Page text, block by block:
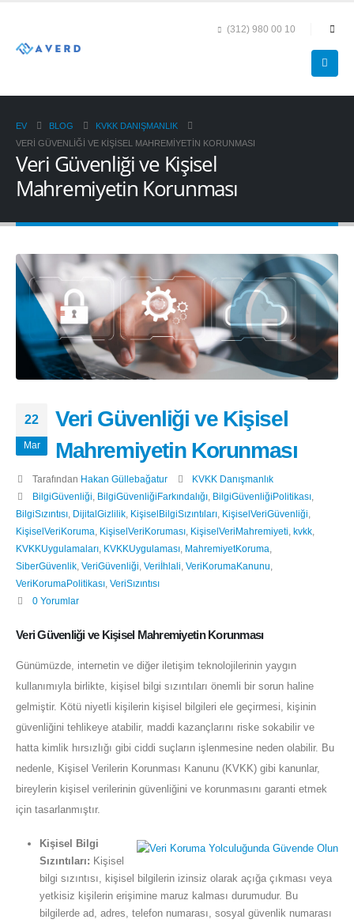
(312) 980 00 10
EV BLOG
KVKK DANIŞMANLIK
VERI GÜVENLIĞI VE KIŞISEL MAHREMIYETIN KORUNMASI
Veri Güvenliği ve Kişisel
Mahremiyetin Korunması
22
Mar
Veri Güvenliği ve Kişisel
Mahremiyetin Korunması
Tarafından Hakan Güllebağatur
KVKK Danışmanlık
BilgiGüvenliği
BilgiGüvenliğiFarkındalığı, BilgiGüvenliğiPolitikası,
BilgiSızıntısı
DijitalGizlilik KişiselBilgiSızıntıları KişiselVeriGüvenliği
KişiselVeriKoruma
KişiselVeriKoruması KişiselVeriMahremiyeti kvkk
KVKKUygulamaları
KVKKUygulaması MahremiyetKoruma
SiberGüvenlik VeriGüvenliği Veriİhlali VeriKorumaKanunu
VeriKorumaPolitikası VeriSızıntısı
0 Yorumlar
Veri Güvenliği ve Kişisel Mahremiyetin Korunması
Günümüzde, internetin ve diğer iletişim teknolojilerinin yaygın
kullanımıyla birlikte, kişisel bilgi sızıntıları önemli bir sorun haline
gelmiştir. Kötü niyetli kişilerin kişisel bilgileri ele geçirmesi, kişinin
güvenliğini tehlikeye atabilir, maddi kazançlarını riske sokabilir ve
hatta kimlik hırsızlığı gibi ciddi suçların işlenmesine neden olabilir. Bu
nedenle, Kişisel Verilerin Korunması Kanunu (KVKK) gibi kanunlar,
bireylerin kişisel verilerinin güvenliğini ve korunmasını garanti etmek
için tasarlanmıştır.
Kişisel Bilgi
Sızıntıları: Kişisel
bilgi sızıntısı, kişisel bilgilerin izinsiz olarak açığa çıkması veya
yetkisiz kişilerin erişimine maruz kalması durumudur. Bu
bilgilerde ad, adres, telefon numarası, sosyal güvenlik numarası